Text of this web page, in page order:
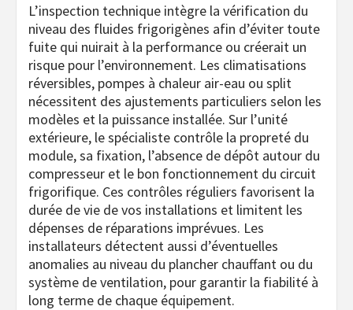
L’inspection technique intègre la vérification du
niveau des fluides frigorigènes afin d’éviter toute
fuite qui nuirait à la performance ou créerait un
risque pour l’environnement. Les climatisations
réversibles, pompes à chaleur air-eau ou split
nécessitent des ajustements particuliers selon les
modèles et la puissance installée. Sur l’unité
extérieure, le spécialiste contrôle la propreté du
module, sa fixation, l’absence de dépôt autour du
compresseur et le bon fonctionnement du circuit
frigorifique. Ces contrôles réguliers favorisent la
durée de vie de vos installations et limitent les
dépenses de réparations imprévues. Les
installateurs détectent aussi d’éventuelles
anomalies au niveau du plancher chauffant ou du
système de ventilation, pour garantir la fiabilité à
long terme de chaque équipement.